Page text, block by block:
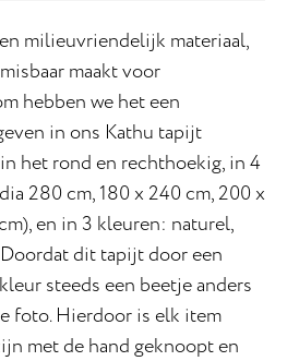
milieuvriendelijk materiaal,
maakt voor
hebben we het een
in ons Kathu tapijt
het rond en rechthoekig, in 4
280 cm, 180 x 240 cm, 200 x
en in 3 kleuren: naturel,
dit tapijt door een
steeds een beetje anders
foto. Hierdoor is elk item
met de hand geknoopt en